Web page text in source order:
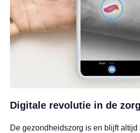
Digitale revolutie in de zorg
De gezondheidszorg is en blijft altijd